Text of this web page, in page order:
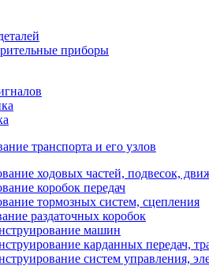
приборы
транспорта и его узлов
ходовых частей, подвесок,
коробок передач
тормозных систем, сцепления
раздаточных коробок
машин
карданных передач,
систем управления,